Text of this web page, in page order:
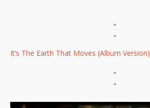
"
"
It’s The Earth That Moves (Album Version)
"
"